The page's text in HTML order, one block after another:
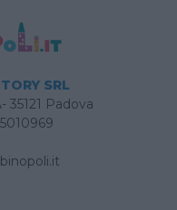
SRL
35121 Padova